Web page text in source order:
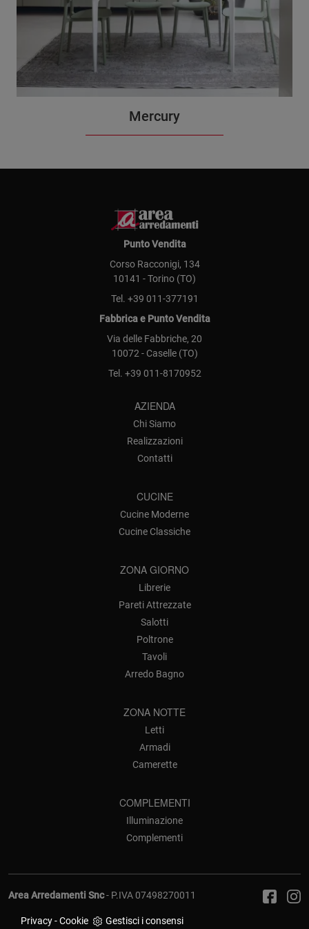
Mercury
Punto Vendita
Corso Racconigi, 134
10141 - Torino (TO)
Tel. +39 011-377191
Fabbrica e Punto Vendita
Via delle Fabbriche, 20
10072 - Caselle (TO)
Tel. +39 011-8170952
AZIENDA
Chi Siamo
Realizzazioni
Contatti
CUCINE
Cucine Moderne
Cucine Classiche
ZONA GIORNO
Librerie
Pareti Attrezzate
Salotti
Poltrone
Tavoli
Arredo Bagno
ZONA NOTTE
Letti
Armadi
Camerette
COMPLEMENTI
Illuminazione
Complementi
Area Arredamenti Snc- P.IVA 07498270011
Privacy-Cookie Gestisci i consensi